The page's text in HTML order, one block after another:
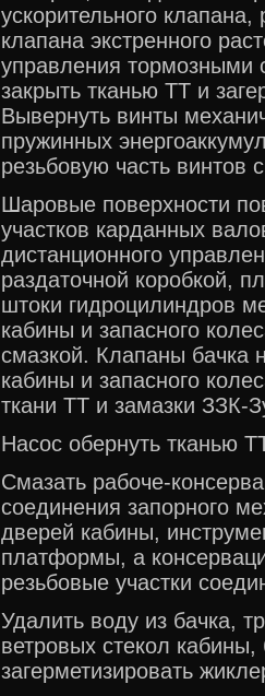
ускорительного
клапана экстренного
управления тормозными
закрыть тканью ТТ и
Вывернуть винты
пружинных
резьбовую часть винтов
Шаровые поверхности
участков карданных
дистанционного
раздаточной коробкой,
штоки гидроцилиндров
кабины и запасного
смазкой. Клапаны бачка
кабины и запасного
ткани ТТ и замазки ЗЗК-
Насос обернуть тканью
Смазать рабоче-
соединения запорного
дверей кабины,
платформы, а
резьбовые участки
Удалить воду из бачка,
ветровых стекол
загерметизировать